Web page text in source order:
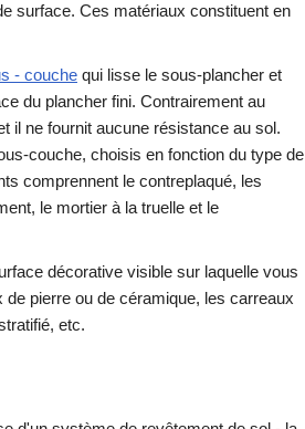
surface. Ces matériaux constituent en
- couche qui lisse le sous-plancher et
du plancher fini. Contrairement au
il ne fournit aucune résistance au sol.
couche, choisis en fonction du type de
comprennent le contreplaqué, les
le mortier à la truelle et le
décorative visible sur laquelle vous
pierre ou de céramique, les carreaux
etc.